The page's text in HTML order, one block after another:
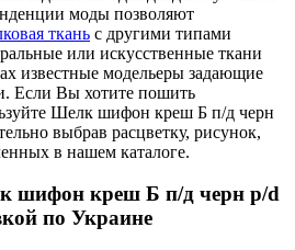
моды позволяют
ткань с другими типами
или искусственные ткани
известные модельеры задающие
Если Вы хотите пошить
Шелк шифон креш Б п/д черн
выбрав расцветку, рисунок,
в нашем каталоге.
шифон креш Б п/д черн p/d
по Украине